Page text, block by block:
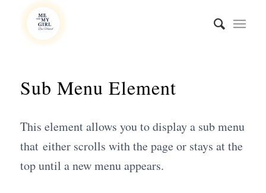
Sub Menu Element
This element allows you to display a sub menu
that either scrolls with the page or stays at the
top until a new menu appears.